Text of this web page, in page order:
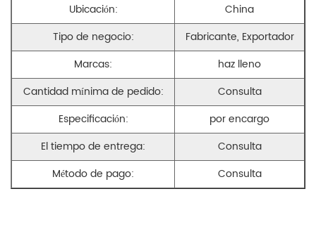
Ubicación:
China
Tipo de negocio:
Fabricante, Exportador
Marcas:
haz lleno
Cantidad mínima de pedido:
Consulta
Especificación:
por encargo
El tiempo de entrega:
Consulta
Método de pago:
Consulta